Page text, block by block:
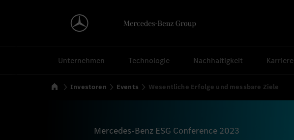
Unternehmen Technologie Nachhaltigkeit Karriere
Startseite
Investoren Events Wesentliche Erfolge und messbare Ziele
Mercedes-Benz ESG Conference 2023